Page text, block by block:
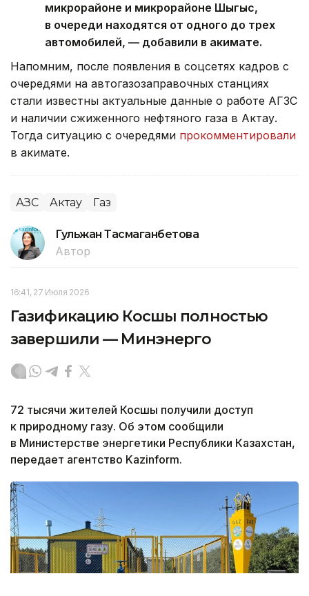
микрорайоне и микрорайоне Шыгыс,
в очереди находятся от одного до трех
автомобилей, — добавили в акимате.
Напомним, после появления в соцсетях кадров с
очередями на автогазозаправочных станциях
стали известны актуальные данные о работе АГЗС
и наличии сжиженного нефтяного газа в Актау.
Тогда ситуацию с очередями прокомментировали
в акимате.
АЗС Актау Газ
Гульжан Тасмаганбетова
Автор
16:41, 27 Июля 2026
Газификацию Косшы полностью
завершили — Минэнерго
72 тысячи жителей Косшы получили доступ
к природному газу. Об этом сообщили
в Министерстве энергетики Республики Казахстан,
передает агентство Kazinform.